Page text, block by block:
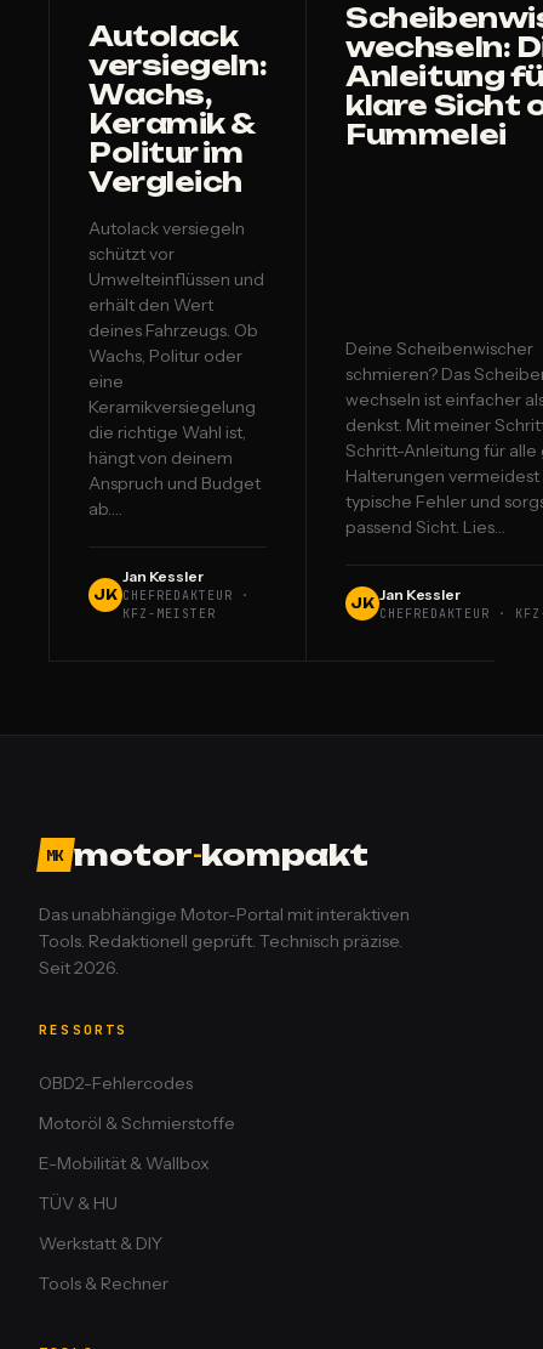
Autolack
versiegeln:
Wachs,
Keramik &
Politur im
Vergleich
Autolack versiegeln
schützt vor
Umwelteinflüssen und
erhält den Wert
deines Fahrzeugs. Ob
Wachs, Politur oder
eine
Keramikversiegelung
die richtige Wahl ist,
hängt von deinem
Anspruch und Budget
ab.…
JK
Jan Kessler
CHEFREDAKTEUR ·
KFZ-MEISTER
wechseln:
Anleitung
klare Sicht
Fummelei
Deine Scheibenwischer
schmieren? Das
wechseln ist einfacher
denkst. Mit meiner
Schritt-Anleitung für alle
Halterungen vermeidest
typische Fehler und
passend Sicht. Lies…
JK Jan Kessler
CHEFREDAKTEUR ·
MK motor-kompakt
Das unabhängige Motor-Portal mit interaktiven
Tools. Redaktionell geprüft. Technisch präzise.
Seit 2026.
RESSORTS
OBD2-Fehlercodes
Motoröl & Schmierstoffe
E-Mobilität & Wallbox
TÜV & HU
Werkstatt & DIY
Tools & Rechner